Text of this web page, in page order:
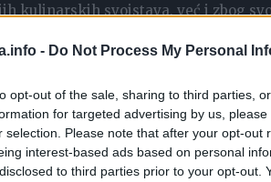
- Do Not Process My Personal
opt-out of the sale, sharing to third parties,
for targeted advertising by us,
selection. Please note that after your opt-out
interest-based ads based on personal
to third parties prior to your opt-out.
kulinarskih svojstava, već i zbog
i neke vrste životinja koje bi
napravite jednostavan napitak: